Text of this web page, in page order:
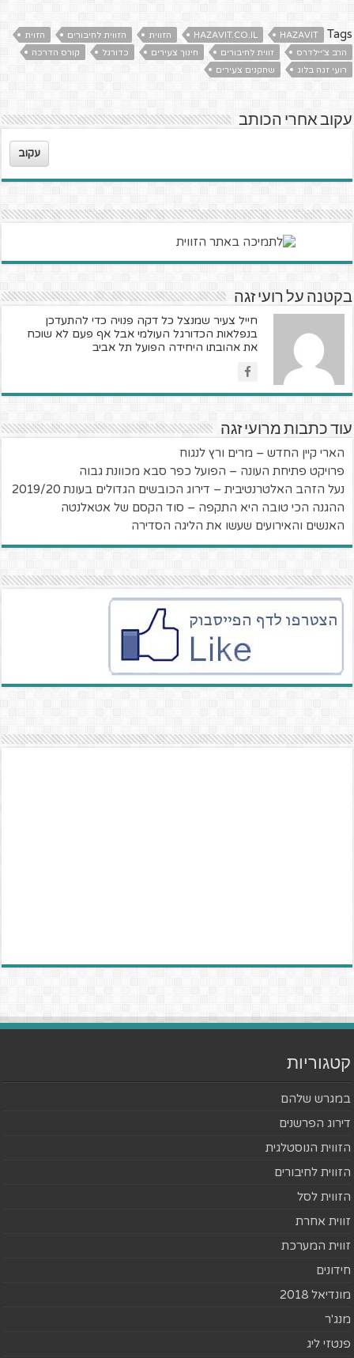
Tags
HAZAVIT
HAZAVIT.CO.IL הזווית הזווית לחיבורים
הזוית
הרב צ׳יילדרס
זווית לחיבורים חינוך צעירים כדורגל
קורס הדרכה
רועי זגה בלוג
שחקנים צעירים
עקוב אחרי הכותב
עקוב
בקטנה על רועי זגה
חייל צעיר שמנצל כל דקה פנויה כדי להתעדכן
בנפלאות הכדורגל העולמי אבל אף פעם לא שוכח
את אהובתו היחידה הפועל תל אביב
עוד כתבות מרועי זגה
הארי קיין החדש – מרים ורץ לנגוח
פרויקט פתיחת העונה – הפועל כפר סבא מכוונת גבוה
נעל הזהב האלטרנטיבית – דירוג הכובשים הגדולים בעונת 2019/20
ההגנה הכי טובה היא התקפה – סוד הקסם של אטאלנטה
האנשים והאירועים שעשו את הליגה הסדירה
קטגוריות
במגרש שלהם
דירוג הפרשנים
הזווית הנוסטלגית
הזווית לחיבורים
הזווית לסל
זווית אחרת
זווית המערכת
חידונים
מונדיאל 2018
מנג'ר
פנטזי ליג